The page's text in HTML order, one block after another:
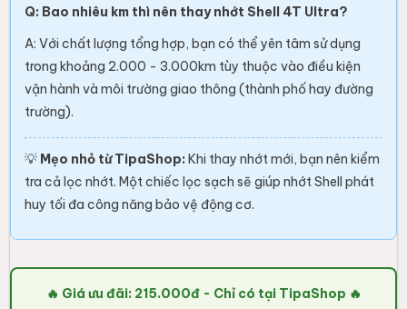
Ý KIẾN KHÁCH HÀNG
Anh Nghia
Nhớt Shell 4T Ultra 10W40 SN MA2 1L bôi trơn vượt trội, bảo vệ
động cơ tối ưu và giúp xe vận hành mạnh mẽ, êm ái, bền bỉ
Đánh giá sản phẩm